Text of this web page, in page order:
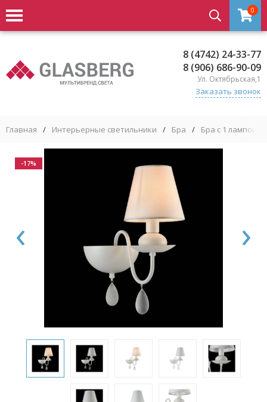
0
8 (4742) 24-33-77
8 (906) 686-90-09
Ул. Октябрьская,1
Заказать звонок
Главная / Интерьерные светильники / Бра / Бра с 1 лампой
-17%
‹ ›